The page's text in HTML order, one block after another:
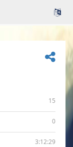
15
0
3:12:29